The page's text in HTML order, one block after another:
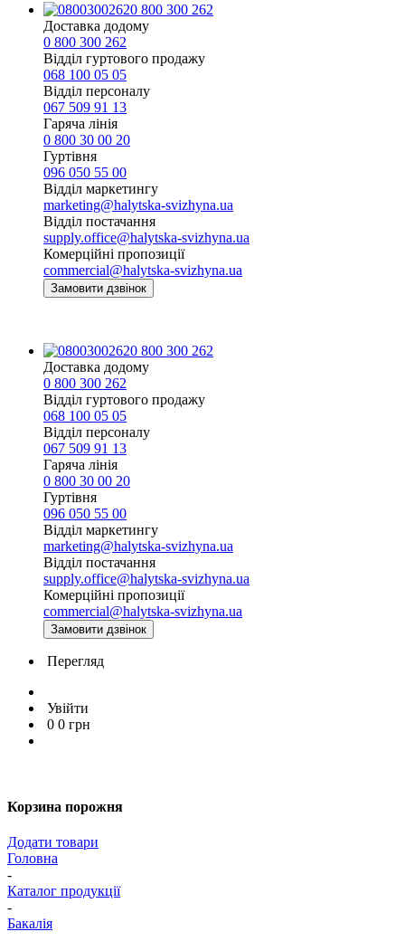
0 800 300 262
Доставка додому
0 800 300 262
Відділ гуртового продажу
068 100 05 05​
Відділ персоналу
067 509 91 13
Гаряча лінія
0 800 30 00 20
Гуртівня
096 050 55 00
Відділ маркетингу
marketing@halytska-svizhyna.ua
Відділ постачання
supply.office@halytska-svizhyna.ua
Комерційні пропозиції
commercial@halytska-svizhyna.ua
Замовити дзвінок
0 800 300 262
Доставка додому
0 800 300 262
Відділ гуртового продажу
068 100 05 05​
Відділ персоналу
067 509 91 13
Гаряча лінія
0 800 30 00 20
Гуртівня
096 050 55 00
Відділ маркетингу
marketing@halytska-svizhyna.ua
Відділ постачання
supply.office@halytska-svizhyna.ua
Комерційні пропозиції
commercial@halytska-svizhyna.ua
Замовити дзвінок
Перегляд
Увійти
0 0 грн
Корзина порожня
Додати товари
Головна
-
Каталог продукції
-
Бакалія